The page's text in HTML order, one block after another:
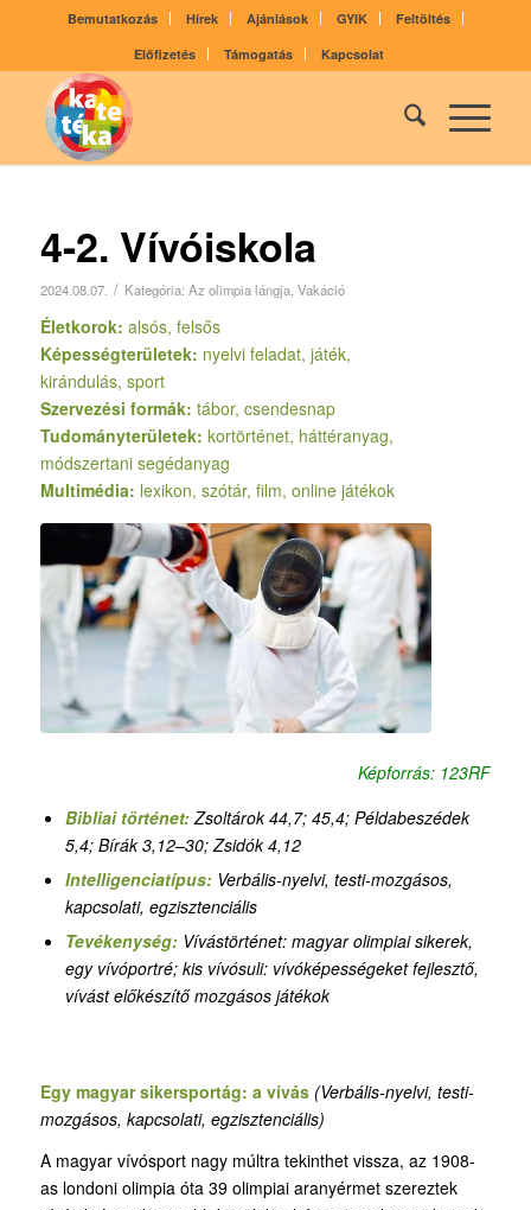
Bemutatkozás Hírek Ajánlások GYIK
Feltöltés
Előfizetés
Támogatás Kapcsolat
4-2. Vívóiskola
2024.08.07. / Kategória: Az olimpia lángja, Vakáció
Életkorok: alsós, felsős
Képességterületek: nyelvi feladat, játék,
kirándulás, sport
Szervezési formák: tábor, csendesnap
Tudományterületek: kortörténet, háttéranyag,
módszertani segédanyag
Multimédia: lexikon, szótár, film, online játékok
Képforrás: 123RF
Bibliai történet:Zsoltárok 44,7; 45,4; Példabeszédek
5,4; Bírák 3,12–30; Zsidók 4,12
Intelligenciatípus: Verbális-nyelvi, testi-mozgásos,
kapcsolati, egzisztenciális
Tevékenység: Vívástörténet: magyar olimpiai sikerek,
egy vívóportré; kis vívósuli: vívóképességeket fejlesztő,
vívást előkészítő mozgásos játékok
Egy magyar sikersportág: a vívás (Verbális-nyelvi, testi-
mozgásos, kapcsolati, egzisztenciális)
A magyar vívósport nagy múltra tekinthet vissza, az 1908-
as londoni olimpia óta 39 olimpiai aranyérmet szereztek